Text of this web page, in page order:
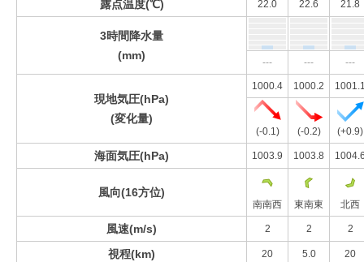
露点温度(℃) 22.0 22.6 21.8
3時間降水量
(mm)
--- --- ---
現地気圧(hPa)
(変化量)
1000.4 1000.2
(-0.1) (-0.2) (+0.9)
海面気圧(hPa) 1003.9 1003.8
風向(16方位)
南南西 東南東 北西
風速(m/s) 2 2 2
視程(km) 20 5.0 20